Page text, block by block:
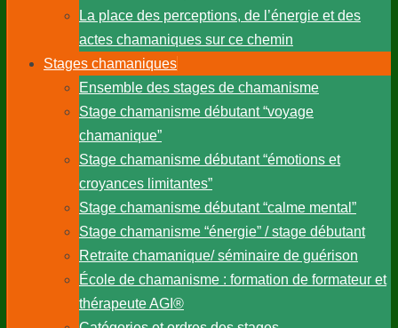
La place des perceptions, de l’énergie et des
actes chamaniques sur ce chemin
Stages chamaniques
Ensemble des stages de chamanisme
Stage chamanisme débutant “voyage
chamanique”
Stage chamanisme débutant “émotions et
croyances limitantes”
Stage chamanisme débutant “calme mental”
Stage chamanisme “énergie” / stage débutant
Retraite chamanique/ séminaire de guérison
École de chamanisme : formation de formateur et
thérapeute AGI®